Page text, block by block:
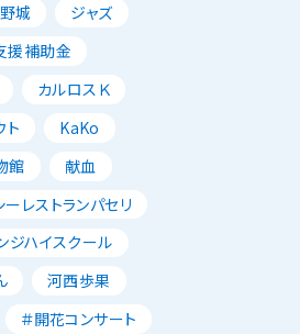
城
ジャズ
援補助金
カルロスＫ
ト
KaKo
館
献血
ーレストランパセリ
ジハイスクール
河西歩果
＃開花コンサート